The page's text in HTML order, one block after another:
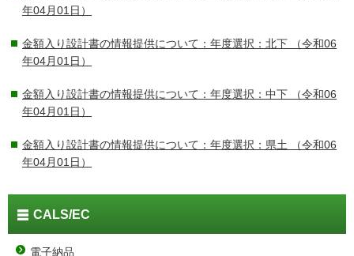
年04月01日）
金額入り設計書の情報提供について：年度選択：北下 （令和06
年04月01日）
金額入り設計書の情報提供について：年度選択：中下 （令和06
年04月01日）
金額入り設計書の情報提供について：年度選択：県土 （令和06
年04月01日）
CALS/EC
電子納品